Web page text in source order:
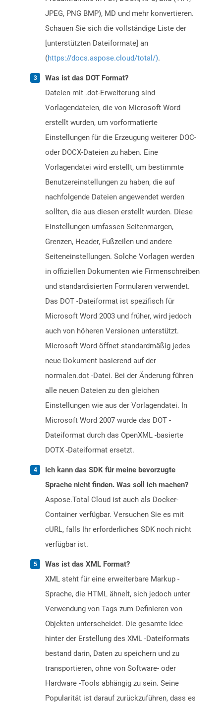
JPEG, PNG BMP), MD und mehr konvertieren.
Schauen Sie sich die vollständige Liste der
[unterstützten Dateiformate] an
(https://docs.aspose.cloud/total/).
Was ist das DOT Format?
Dateien mit .dot-Erweiterung sind
Vorlagendateien, die von Microsoft Word
erstellt wurden, um vorformatierte
Einstellungen für die Erzeugung weiterer DOC-
oder DOCX-Dateien zu haben. Eine
Vorlagendatei wird erstellt, um bestimmte
Benutzereinstellungen zu haben, die auf
nachfolgende Dateien angewendet werden
sollten, die aus diesen erstellt wurden. Diese
Einstellungen umfassen Seitenmargen,
Grenzen, Header, Fußzeilen und andere
Seiteneinstellungen. Solche Vorlagen werden
in offiziellen Dokumenten wie Firmenschreiben
und standardisierten Formularen verwendet.
Das DOT -Dateiformat ist spezifisch für
Microsoft Word 2003 und früher, wird jedoch
auch von höheren Versionen unterstützt.
Microsoft Word öffnet standardmäßig jedes
neue Dokument basierend auf der
normalen.dot -Datei. Bei der Änderung führen
alle neuen Dateien zu den gleichen
Einstellungen wie aus der Vorlagendatei. In
Microsoft Word 2007 wurde das DOT -
Dateiformat durch das OpenXML -basierte
DOTX -Dateiformat ersetzt.
Ich kann das SDK für meine bevorzugte
Sprache nicht finden. Was soll ich machen?
Aspose.Total Cloud ist auch als Docker-
Container verfügbar. Versuchen Sie es mit
cURL, falls Ihr erforderliches SDK noch nicht
verfügbar ist.
Was ist das XML Format?
XML steht für eine erweiterbare Markup -
Sprache, die HTML ähnelt, sich jedoch unter
Verwendung von Tags zum Definieren von
Objekten unterscheidet. Die gesamte Idee
hinter der Erstellung des XML -Dateiformats
bestand darin, Daten zu speichern und zu
transportieren, ohne von Software- oder
Hardware -Tools abhängig zu sein. Seine
Popularität ist darauf zurückzuführen, dass es